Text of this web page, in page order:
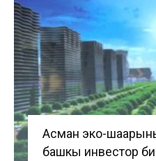
Асман эко-
башкы инвестор